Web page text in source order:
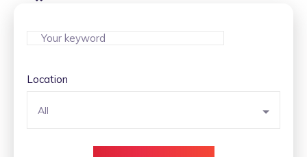
Location
All